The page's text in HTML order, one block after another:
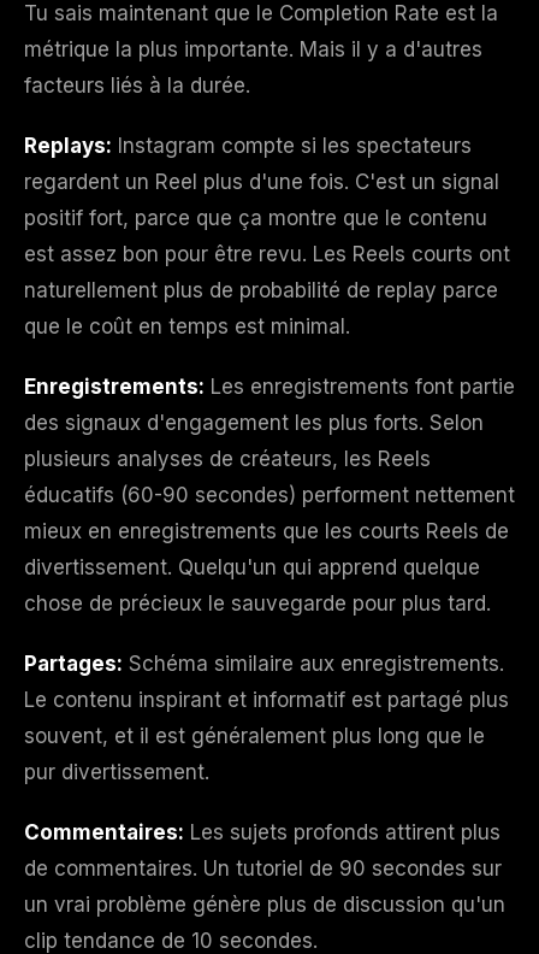
Tu sais maintenant que le Completion Rate est la
métrique la plus importante. Mais il y a d'autres
facteurs liés à la durée.
Replays: Instagram compte si les spectateurs
regardent un Reel plus d'une fois. C'est un signal
positif fort, parce que ça montre que le contenu
est assez bon pour être revu. Les Reels courts ont
naturellement plus de probabilité de replay parce
que le coût en temps est minimal.
Enregistrements: Les enregistrements font partie
des signaux d'engagement les plus forts. Selon
plusieurs analyses de créateurs, les Reels
éducatifs (60-90 secondes) performent nettement
mieux en enregistrements que les courts Reels de
divertissement. Quelqu'un qui apprend quelque
chose de précieux le sauvegarde pour plus tard.
Partages: Schéma similaire aux enregistrements.
Le contenu inspirant et informatif est partagé plus
souvent, et il est généralement plus long que le
pur divertissement.
Commentaires: Les sujets profonds attirent plus
de commentaires. Un tutoriel de 90 secondes sur
un vrai problème génère plus de discussion qu'un
clip tendance de 10 secondes.